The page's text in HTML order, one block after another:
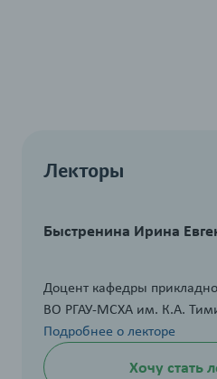
Лекторы
Быстренина Ирина
Доцент кафедры
ВО РГАУ-МСХА им. К.А.
Подробнее о лекторе
Хочу стать